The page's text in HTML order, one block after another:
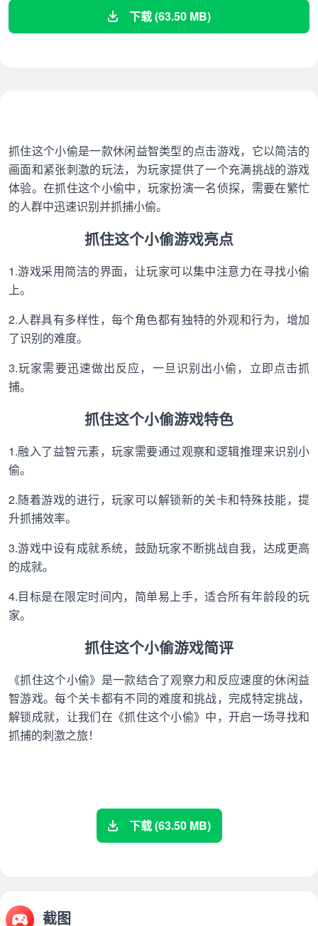
下载 (63.50 MB)
抓住这个小偷是一款休闲益智类型的点击游戏，它以简洁的
画面和紧张刺激的玩法，为玩家提供了一个充满挑战的游戏
体验。在抓住这个小偷中，玩家扮演一名侦探，需要在繁忙
的人群中迅速识别并抓捕小偷。
抓住这个小偷游戏亮点
1.游戏采用简洁的界面，让玩家可以集中注意力在寻找小偷
上。
2.人群具有多样性，每个角色都有独特的外观和行为，增加
了识别的难度。
3.玩家需要迅速做出反应，一旦识别出小偷，立即点击抓
捕。
抓住这个小偷游戏特色
1.融入了益智元素，玩家需要通过观察和逻辑推理来识别小
偷。
2.随着游戏的进行，玩家可以解锁新的关卡和特殊技能，提
升抓捕效率。
3.游戏中设有成就系统，鼓励玩家不断挑战自我，达成更高
的成就。
4.目标是在限定时间内，简单易上手，适合所有年龄段的玩
家。
抓住这个小偷游戏简评
《抓住这个小偷》是一款结合了观察力和反应速度的休闲益
智游戏。每个关卡都有不同的难度和挑战，完成特定挑战，
解锁成就，让我们在《抓住这个小偷》中，开启一场寻找和
抓捕的刺激之旅！
下载 (63.50 MB)
截图